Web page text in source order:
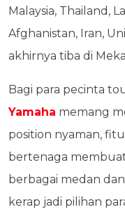
Malaysia, Thailand,
Afghanistan, Iran,
akhirnya tiba di
Bagi para pecinta
Yamaha memang
position nyaman,
bertenaga
berbagai medan
kerap jadi pilihan